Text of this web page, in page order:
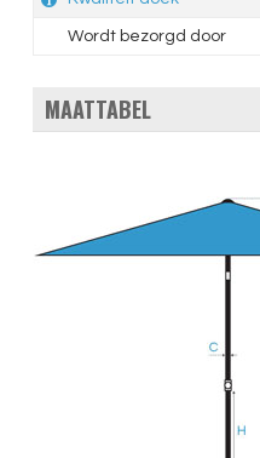
Wordt bezorgd door
MAATTABEL